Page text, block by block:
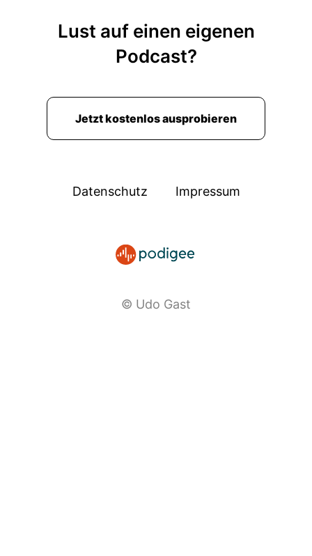
Lust auf einen eigenen
Podcast?
Jetzt kostenlos ausprobieren
Datenschutz Impressum
© Udo Gast